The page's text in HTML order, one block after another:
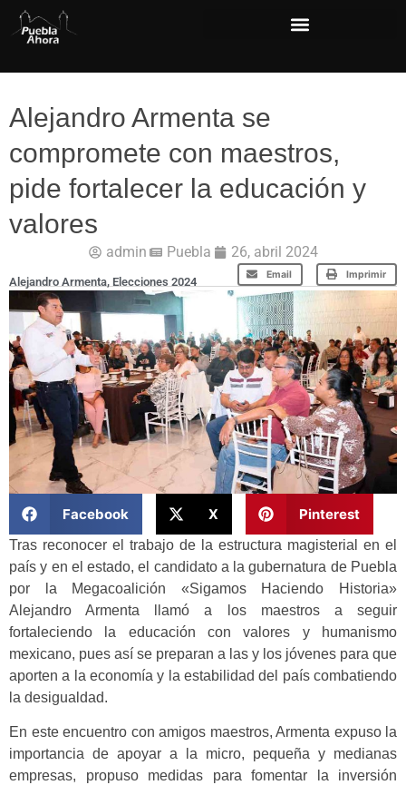
Alejandro Armenta se
compromete con maestros,
pide fortalecer la educación y
valores
admin Puebla 26, abril 2024
Email Imprimir
Alejandro Armenta, Elecciones 2024
Facebook X Pinterest
Tras reconocer el trabajo de la estructura magisterial en el
país y en el estado, el candidato a la gubernatura de Puebla
por la Megacoalición «Sigamos Haciendo Historia»
Alejandro Armenta llamó a los maestros a seguir
fortaleciendo la educación con valores y humanismo
mexicano, pues así se preparan a las y los jóvenes para que
aporten a la economía y la estabilidad del país combatiendo
la desigualdad.
En este encuentro con amigos maestros, Armenta expuso la
importancia de apoyar a la micro, pequeña y medianas
empresas, propuso medidas para fomentar la inversión